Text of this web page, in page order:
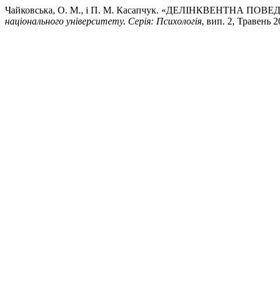
Чайковська, О. М., і П. М. Касапчук. «ДЕЛІНКВЕНТНА
національного університету. Серія: Психологія, вип. 2, Травень